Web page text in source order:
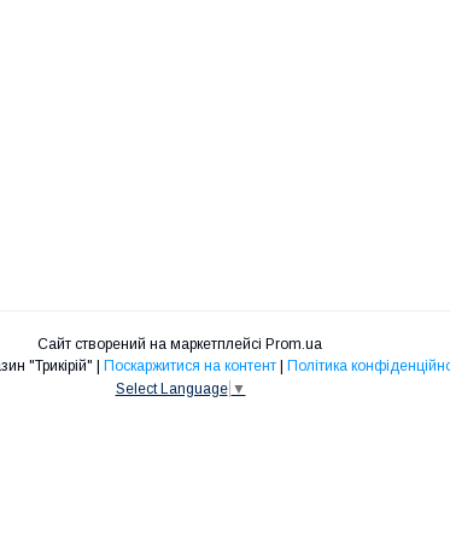
Сайт створений на маркетплейсі Prom.ua
Поскаржитися на контент
Політика
Select Language ▼